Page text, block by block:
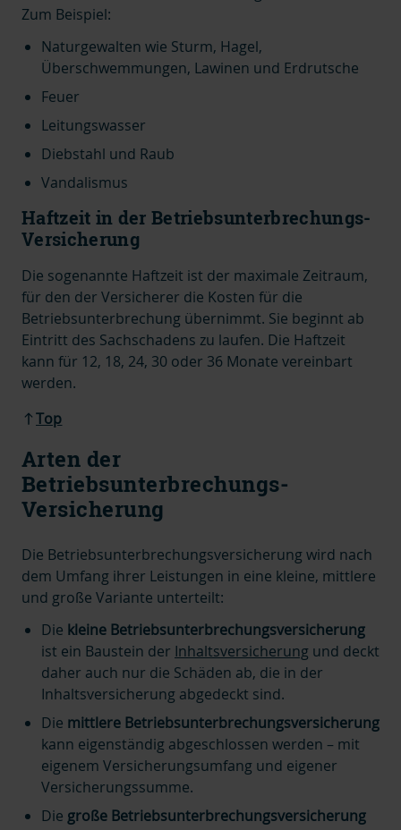
Zum Beispiel:
Naturgewalten wie Sturm, Hagel,
Überschwemmungen, Lawinen und Erdrutsche
Feuer
Leitungswasser
Diebstahl und Raub
Vandalismus
Haftzeit in der Betriebsunterbrechungs-
Versicherung
Die sogenannte Haftzeit ist der maximale Zeitraum,
für den der Versicherer die Kosten für die
Betriebsunterbrechung übernimmt. Sie beginnt ab
Eintritt des Sachschadens zu laufen. Die Haftzeit
kann für 12, 18, 24, 30 oder 36 Monate vereinbart
werden.
Top
Arten der
Betriebsunterbrechungs-
Versicherung
Die Betriebsunterbrechungsversicherung wird nach
dem Umfang ihrer Leistungen in eine kleine, mittlere
und große Variante unterteilt:
Die kleine Betriebsunterbrechungsversicherung
ist ein Baustein der Inhaltsversicherung und deckt
daher auch nur die Schäden ab, die in der
Inhaltsversicherung abgedeckt sind.
Die mittlere Betriebsunterbrechungsversicherung
kann eigenständig abgeschlossen werden – mit
eigenem Versicherungsumfang und eigener
Versicherungssumme.
Die große Betriebsunterbrechungsversicherung